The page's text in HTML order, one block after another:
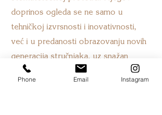
doprinos ogleda se ne samo u
tehničkoj izvrsnosti i inovativnosti,
već i u predanosti obrazovanju novih
generacija stručnjaka, uz snažan
fokus na kvalitet, preciznost i
odgovornost prema pacijentu
Phone Email Instagram